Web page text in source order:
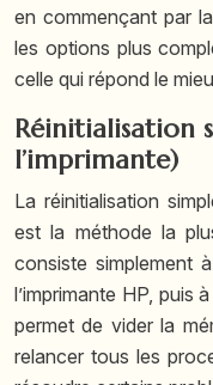
en commençant par
les options plus
celle qui répond le
Réinitialisation
l’imprimante)
La réinitialisation
est la méthode la
consiste simplement
l’imprimante HP, puis
permet de vider la
relancer tous les